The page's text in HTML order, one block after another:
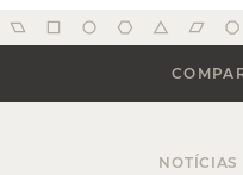
NOTÍCIAS